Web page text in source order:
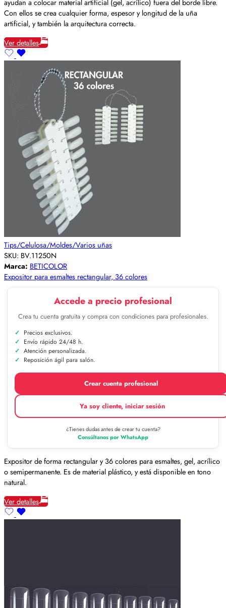
ayudan a colocar material artificial (gel, acrílico) fuera del borde libre.
Con ellos se crea cualquier forma, espesor y longitud de la uña
artificial, y también la arquitectura correcta.
Ver detalles
Tips/Celulosa/Moldes/Varios uñas
SKU: BV.11250N
Marca: BETICOLOR
Expositor para esmaltes rectangular, 36 colores
Accede a precio profesional
Crea tu cuenta gratuita y compra con condiciones para profesionales.
Precios exclusivos.
Envío rápido 24/48 h.
Atención personalizada.
Reposición ágil para salón.
Crear cuenta profesional
Ya soy cliente, iniciar sesión
¿Tienes dudas antes de crear tu cuenta?
Consúltanos por WhatsApp
Expositor de forma rectangular y 36 colores para esmaltes, gel, acrílico
o semipermanente. Es de material plástico, y está disponible en tono
natural.
Ver detalles